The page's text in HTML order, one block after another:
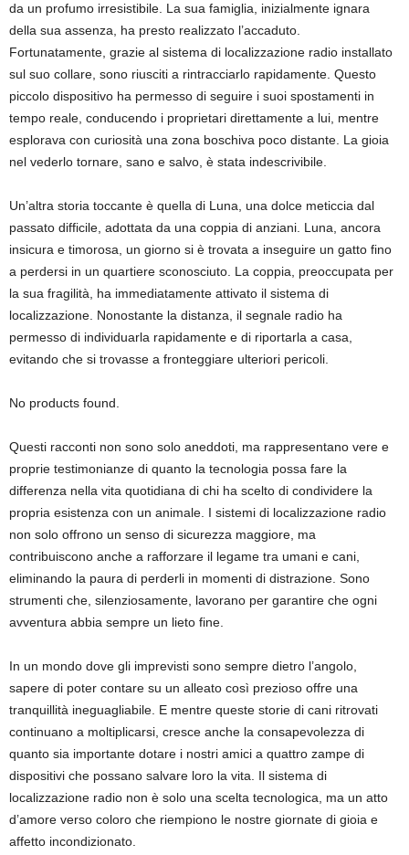
da un profumo irresistibile. La sua famiglia, inizialmente ignara
della sua assenza, ha presto realizzato l’accaduto.
Fortunatamente, grazie al sistema di localizzazione radio installato
sul suo collare, sono riusciti a rintracciarlo rapidamente. Questo
piccolo dispositivo ha permesso di seguire i suoi spostamenti in
tempo reale, conducendo i proprietari direttamente a lui, mentre
esplorava con curiosità una zona boschiva poco distante. La gioia
nel vederlo tornare, sano e salvo, è stata indescrivibile.
Un’altra storia toccante è quella di Luna, una dolce meticcia dal
passato difficile, adottata da una coppia di anziani. Luna, ancora
insicura e timorosa, un giorno si è trovata a inseguire un gatto fino
a perdersi in un quartiere sconosciuto. La coppia, preoccupata per
la sua fragilità, ha immediatamente attivato il sistema di
localizzazione. Nonostante la distanza, il segnale radio ha
permesso di individuarla rapidamente e di riportarla a casa,
evitando che si trovasse a fronteggiare ulteriori pericoli.
No products found.
Questi racconti non sono solo aneddoti, ma rappresentano vere e
proprie testimonianze di quanto la tecnologia possa fare la
differenza nella vita quotidiana di chi ha scelto di condividere la
propria esistenza con un animale. I sistemi di localizzazione radio
non solo offrono un senso di sicurezza maggiore, ma
contribuiscono anche a rafforzare il legame tra umani e cani,
eliminando la paura di perderli in momenti di distrazione. Sono
strumenti che, silenziosamente, lavorano per garantire che ogni
avventura abbia sempre un lieto fine.
In un mondo dove gli imprevisti sono sempre dietro l’angolo,
sapere di poter contare su un alleato così prezioso offre una
tranquillità ineguagliabile. E mentre queste storie di cani ritrovati
continuano a moltiplicarsi, cresce anche la consapevolezza di
quanto sia importante dotare i nostri amici a quattro zampe di
dispositivi che possano salvare loro la vita. Il sistema di
localizzazione radio non è solo una scelta tecnologica, ma un atto
d’amore verso coloro che riempiono le nostre giornate di gioia e
affetto incondizionato.